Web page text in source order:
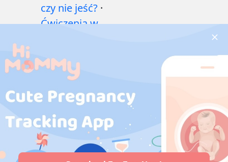
czy nie jeść? ·
Ćwiczenia w
zdrowotne w
czasie ciąży
w ciąży·Problemy
zdrowotne
niemowląt·
Artykuły·Polityka